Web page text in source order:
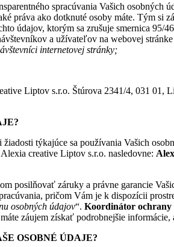
spracúvania Vašich
práva ako dotknuté osoby máte. Tým
údajov, ktorým sa zrušuje smernica 95/
a užívateľov na webovej
internetovej stránky;
Liptov s.r.o. Štúrova 2341/4, 031
týkajúce sa používania Vašich
creative Liptov s.r.o. nasledovne:
posilňovať záruky a právne garancie
pričom Vám je k dispozícii
osobných údajov“. Koordinátor ochrany
záujem získať podrobnejšie
OSOBNÉ ÚDAJE?